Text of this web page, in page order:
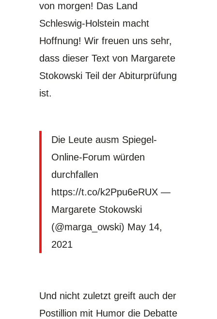
von morgen! Das Land
Schleswig-Holstein macht
Hoffnung! Wir freuen uns sehr,
dass dieser Text von Margarete
Stokowski Teil der Abiturprüfung
ist.
Die Leute ausm Spiegel-
Online-Forum würden
durchfallen
https://t.co/k2Ppu6eRUX—
Margarete Stokowski
(@marga_owski) May 14,
2021
Und nicht zuletzt greift auch der
Postillion mit Humor die Debatte